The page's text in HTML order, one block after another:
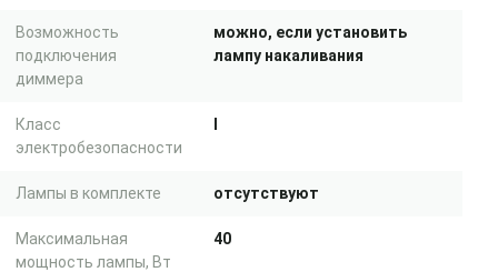
Возможность
подключения
диммера
можно, если установить
лампу накаливания
Класс
электробезопасности
Лампы в комплекте отсутствуют
Максимальная
мощность лампы, Вт
40